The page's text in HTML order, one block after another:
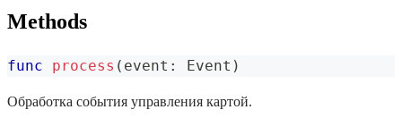
Methods
func process ( event : Event )
Обработка события управления картой.